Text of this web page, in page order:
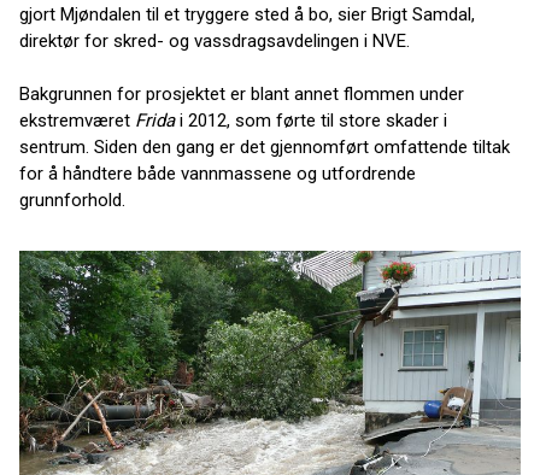
gjort Mjøndalen til et tryggere sted å bo, sier Brigt Samdal,
direktør for skred- og vassdragsavdelingen i NVE.
Bakgrunnen for prosjektet er blant annet flommen under
ekstremværet Fridai 2012, som førte til store skader i
sentrum. Siden den gang er det gjennomført omfattende tiltak
for å håndtere både vannmassene og utfordrende
grunnforhold.